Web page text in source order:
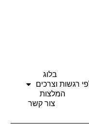
בלוג
רגשות וצרכים
המלצות
צור קשר